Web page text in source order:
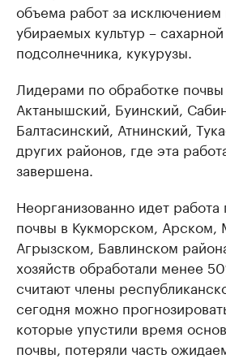
объема работ за
убираемых культур – сахарной
подсолнечника, кукурузы.
Лидерами по обработке почвы
Актанышский, Буинский,
Балтасинский, Атнинский,
других районов, где эта
завершена.
Неорганизованно идет работа
почвы в Кукморском, Арском,
Агрызском, Бавлинском
хозяйств обработали менее
считают члены
сегодня можно
которые упустили время
почвы, потеряли часть